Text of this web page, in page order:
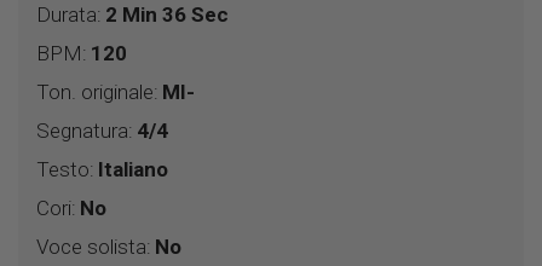
Durata: 2 Min 36 Sec
BPM: 120
Ton. originale: MI-
Segnatura: 4/4
Testo: Italiano
Cori: No
Voce solista: No